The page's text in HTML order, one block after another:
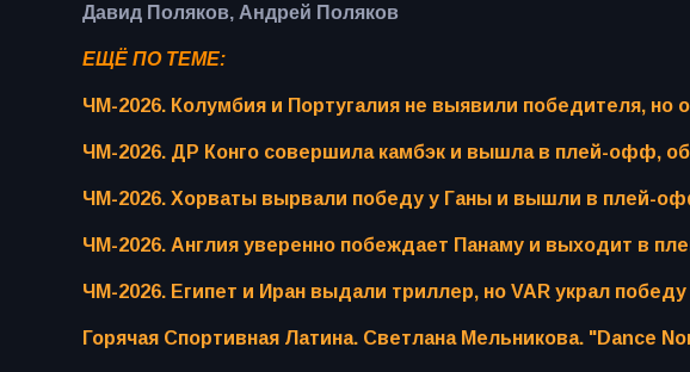
Давид Поляков, Андрей Поляков
ЕЩЁ ПО ТЕМЕ:
ЧМ-2026. Колумбия и Португалия не выявили победителя,
ЧМ-2026. ДР Конго совершила камбэк и вышла в плей-офф,
ЧМ-2026. Хорваты вырвали победу у Ганы и вышли в плей-
ЧМ-2026. Англия уверенно побеждает Панаму и выходит в
ЧМ-2026. Египет и Иран выдали триллер, но VAR украл победу
Горячая Спортивная Латина. Светлана Мельникова. "Dance